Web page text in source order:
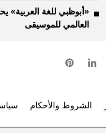
«أبوظبي للغة العربية»
العالمي للموسيقى
الشروط والأحكام